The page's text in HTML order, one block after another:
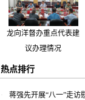
龙向洋督办重点代表建
议办理情况
热点排行
蒋强先开展“八一”走访